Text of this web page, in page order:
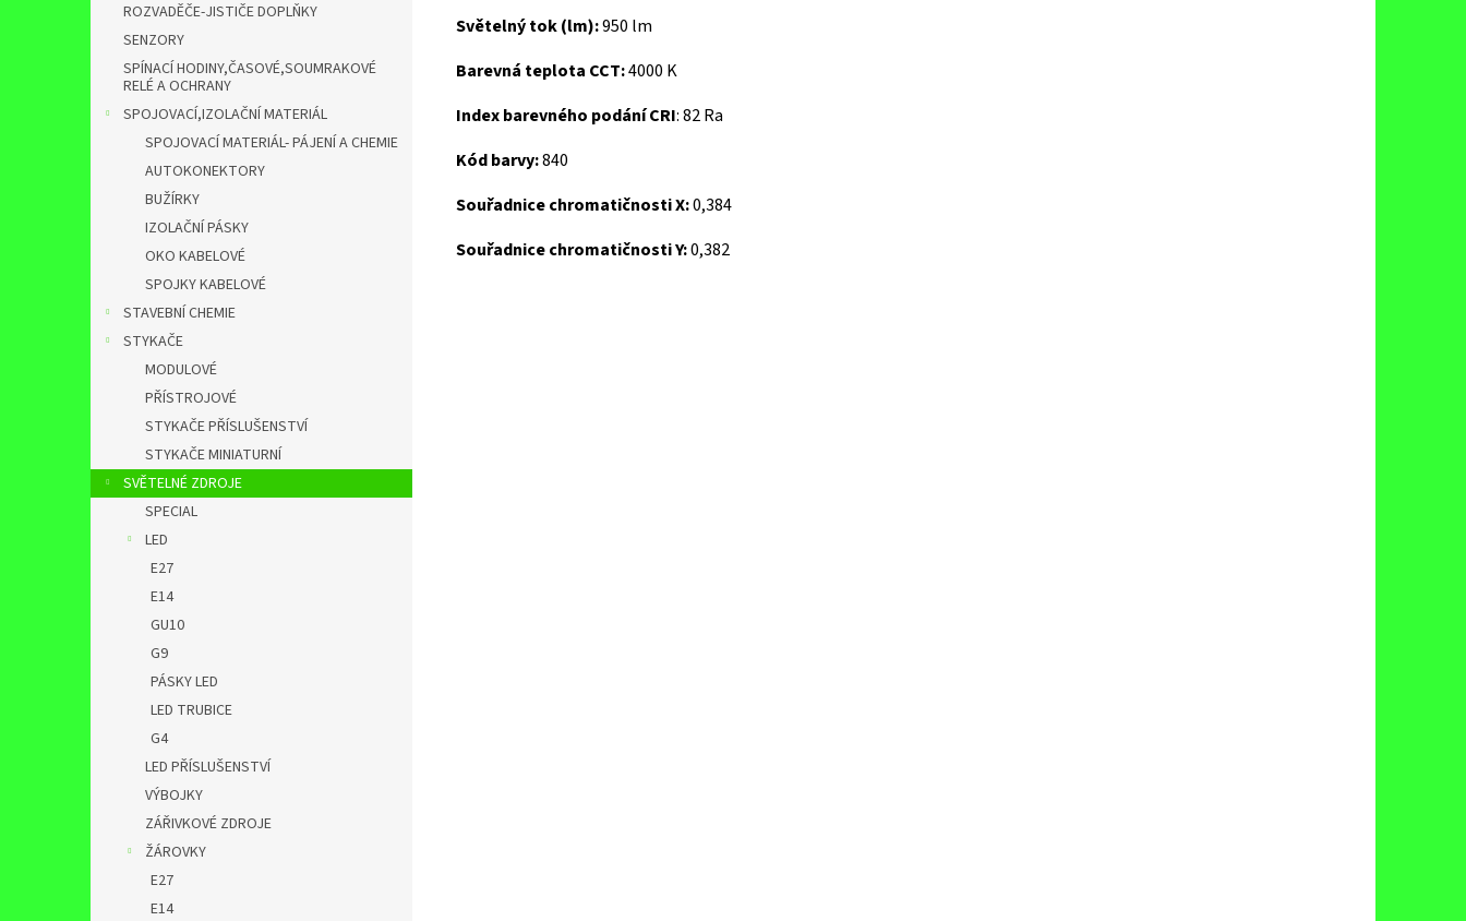
ROZVADĚČE-JISTIČE DOPLŇKY
SENZORY
SPÍNACÍ HODINY,ČASOVÉ,SOUMRAKOVÉ
RELÉ A OCHRANY
SPOJOVACÍ,IZOLAČNÍ MATERIÁL
SPOJOVACÍ MATERIÁL- PÁJENÍ A CHEMIE
AUTOKONEKTORY
BUŽÍRKY
IZOLAČNÍ PÁSKY
OKO KABELOVÉ
SPOJKY KABELOVÉ
STAVEBNÍ CHEMIE
STYKAČE
MODULOVÉ
PŘÍSTROJOVÉ
STYKAČE PŘÍSLUŠENSTVÍ
STYKAČE MINIATURNÍ
SVĚTELNÉ ZDROJE
SPECIAL
LED
E27
E14
GU10
G9
PÁSKY LED
LED TRUBICE
G4
LED PŘÍSLUŠENSTVÍ
VÝBOJKY
ZÁŘIVKOVÉ ZDROJE
ŽÁROVKY
E27
E14
Světelný tok (lm):950 lm
Barevná teplota CCT:4000 K
Index barevného podání CRI: 82 Ra
Kód barvy:840
Souřadnice chromatičnosti X:0,384
Souřadnice chromatičnosti Y:0,382